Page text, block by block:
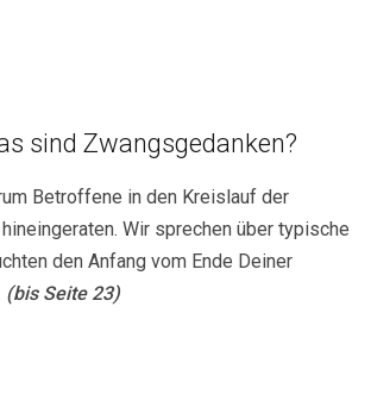
sind Zwangsgedanken?
Betroffene in den Kreislauf der
Wir sprechen über typische
den Anfang vom Ende Deiner
(bis Seite 23)